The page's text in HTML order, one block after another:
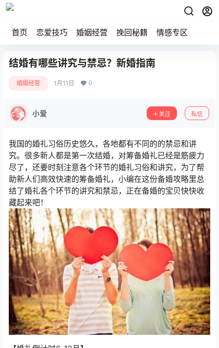
首页 恋爱技巧 婚姻经营 挽回秘籍 情感专区
结婚有哪些讲究与禁忌？新婚指南
婚姻经营 1月11日 0
小爱 关注 私信
我国的婚礼习俗历史悠久，各地都有不同的的禁忌和讲
究。很多新人都是第一次结婚，对筹备婚礼已经是筋疲力
尽了，还要时刻注意各个环节的婚礼习俗和讲究，为了帮
助新人们高效快速的筹备婚礼，小编在这份备婚攻略里总
结了婚礼各个环节的讲究和禁忌，正在备婚的宝贝快快收
藏起来吧！